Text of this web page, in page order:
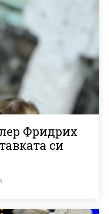
Фридрих
си